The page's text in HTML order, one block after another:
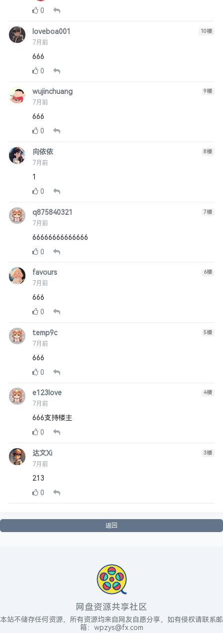
0
loveboa001
7月前
10楼
666
0
wujinchuang
7月前
9楼
666
0
向依依
7月前
8楼
1
0
q875840321
7月前
7楼
66666666666666
0
favours
7月前
6楼
666
0
temp9c
7月前
5楼
666
0
e123love
7月前
4楼
666支持楼主
0
达文Xi
7月前
3楼
213
0
返回
网盘资源共享社区
本站不储存任何资源，所有资源均来自网友自愿分享，如有侵权请联系邮
箱：wpzys@fx.com